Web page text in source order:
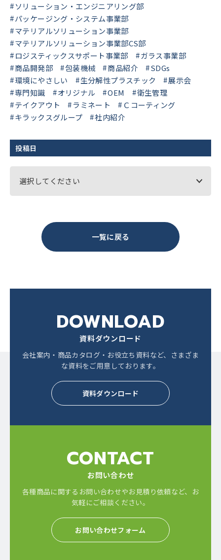
ソリューション・エンジニアリング部
パッケージング・システム事業部
マテリアルソリューション事業部
マテリアルソリューション事業部CS部
ロジスティックスサポート事業部
ガラス事業部
商品開発部
包装機械 商品紹介
SDGs
環境にやさしい
生分解性プラスチック
展示会
専門知識
オリジナル OEM
衛生管理
テイクアウト
ラミネート
Ｃコーティング
キラックスグループ
社内紹介
投稿日
選択してください
一覧に戻る
DOWNLOAD
資料ダウンロード
会社案内・商品カタログ・お役立ち資料など、
さまざま
な資料をご用意しております。
資料ダウンロード
CONTACT
お問い合わせ
各種商品に関するお問い合わせやお見積り依頼など、
お
気軽にご相談ください。
お問い合わせフォーム